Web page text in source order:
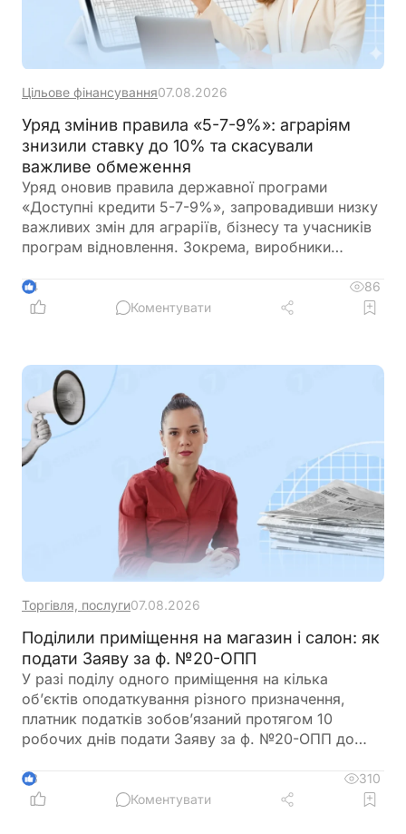
Цільове фінансування07.08.2026
Уряд змінив правила «5-7-9%»: аграріям
знизили ставку до 10% та скасували
важливе обмеження
Уряд оновив правила державної програми
«Доступні кредити 5-7-9%», запровадивши низку
важливих змін для аграріїв, бізнесу та учасників
програм відновлення. Зокрема, виробники
більше можливостей для фінансування
оборотного капіталу за нижчою ставкою, а з 1
4
86
Коментувати
Торгівля, послуги07.08.2026
Поділили приміщення на магазин і салон: як
подати Заяву за ф. №20-ОПП
У разі поділу одного приміщення на кілька
об’єктів оподаткування різного призначення,
платник податків зобов’язаний протягом 10
робочих днів подати Заяву за ф. №20-ОПП до
інформацію про закриття попереднього об’єкта і
створення нових у різних рядках, кожному з яких
3
310
Коментувати